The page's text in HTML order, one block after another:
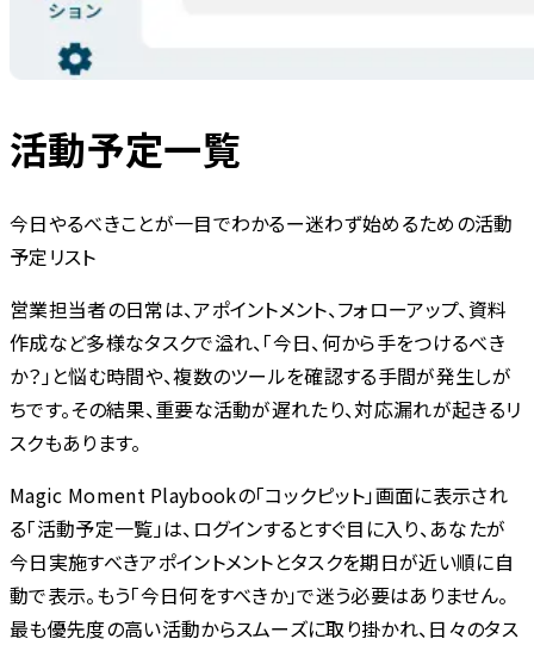
活動予定一覧
今日やるべきことが一目でわかるー迷わず始めるための活動
予定リスト
営業担当者の日常は、アポイントメント、フォローアップ、資料
作成など多様なタスクで溢れ、「今日、何から手をつけるべき
か？」と悩む時間や、複数のツールを確認する手間が発生しが
ちです。その結果、重要な活動が遅れたり、対応漏れが起きるリ
スクもあります。
Magic Moment Playbookの「コックピット」画面に表示され
る「活動予定一覧」は、ログインするとすぐ目に入り、あなたが
今日実施すべきアポイントメントとタスクを期日が近い順に自
動で表示。もう「今日何をすべきか」で迷う必要はありません。
最も優先度の高い活動からスムーズに取り掛かれ、日々のタス